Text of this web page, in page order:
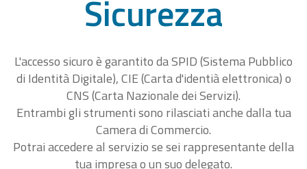
Sicurezza
L'accesso sicuro è garantito da SPID (Sistema Pubblico
di Identità Digitale), CIE (Carta d'identià elettronica) o
CNS (Carta Nazionale dei Servizi).
Entrambi gli strumenti sono rilasciati anche dalla tua
Camera di Commercio.
Potrai accedere al servizio se sei rappresentante della
tua impresa o un suo delegato.